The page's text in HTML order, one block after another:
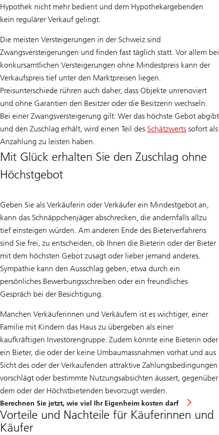
Hypothek nicht mehr bedient und dem Hypothekargebenden
kein regulärer Verkauf gelingt.
Die meisten Versteigerungen in der Schweiz sind
Zwangsversteigerungen und finden fast täglich statt. Vor allem bei
konkursamtlichen Versteigerungen ohne Mindestpreis kann der
Verkaufspreis tief unter den Marktpreisen liegen.
Preisunterschiede rühren auch daher, dass Objekte unrenoviert
und ohne Garantien den Besitzer oder die Besitzerin wechseln.
Bei einer Zwangsversteigerung gilt: Wer das höchste Gebot abgibt
und den Zuschlag erhält, wird einen Teil des Schätzwerts sofort als
Anzahlung zu leisten haben.
Mit Glück erhalten Sie den Zuschlag ohne
Höchstgebot
Geben Sie als Verkäuferin oder Verkäufer ein Mindestgebot an,
kann das Schnäppchenjäger abschrecken, die andernfalls allzu
tief einsteigen würden. Am anderen Ende des Bieterverfahrens
sind Sie frei, zu entscheiden, ob Ihnen die Bieterin oder der Bieter
mit dem höchsten Gebot zusagt oder lieber jemand anderes.
Sympathie kann den Ausschlag geben, etwa durch ein
persönliches Bewerbungsschreiben oder ein freundliches
Gespräch bei der Besichtigung.
Manchen Verkäuferinnen und Verkäufern ist es wichtiger, einer
Familie mit Kindern das Haus zu übergeben als einer
kaufkräftigen Investorengruppe. Zudem könnte eine Bieterin oder
ein Bieter, die oder der keine Umbaumassnahmen vorhat und aus
Sicht des oder der Verkaufenden attraktive Zahlungsbedingungen
vorschlägt oder bestimmte Nutzungsabsichten äussert, gegenüber
dem oder der Höchstbietenden bevorzugt werden.
Berechnen Sie jetzt, wie viel Ihr Eigenheim kosten darf
Vorteile und Nachteile für Käuferinnen und
Käufer